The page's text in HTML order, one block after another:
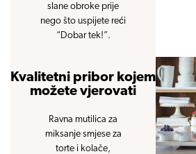
slane obroke prije
nego što uspijete reći
“Dobar tek!”.
Kvalitetni pribor kojem
možete vjerovati
Ravna mutilica za
miksanje smjese za
torte i kolače,